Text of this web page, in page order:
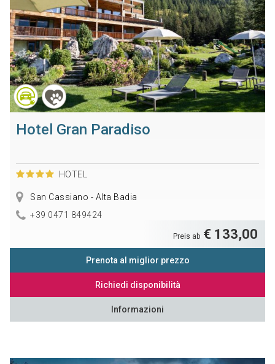
Hotel Gran Paradiso
HOTEL
San Cassiano - Alta Badia
+39 0471 849424
Preis ab € 133,00
Prenota al miglior prezzo
Richiedi disponibilità
Informazioni